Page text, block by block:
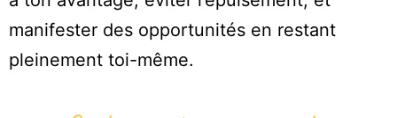
manifester des opportunités en restant
pleinement toi-même.